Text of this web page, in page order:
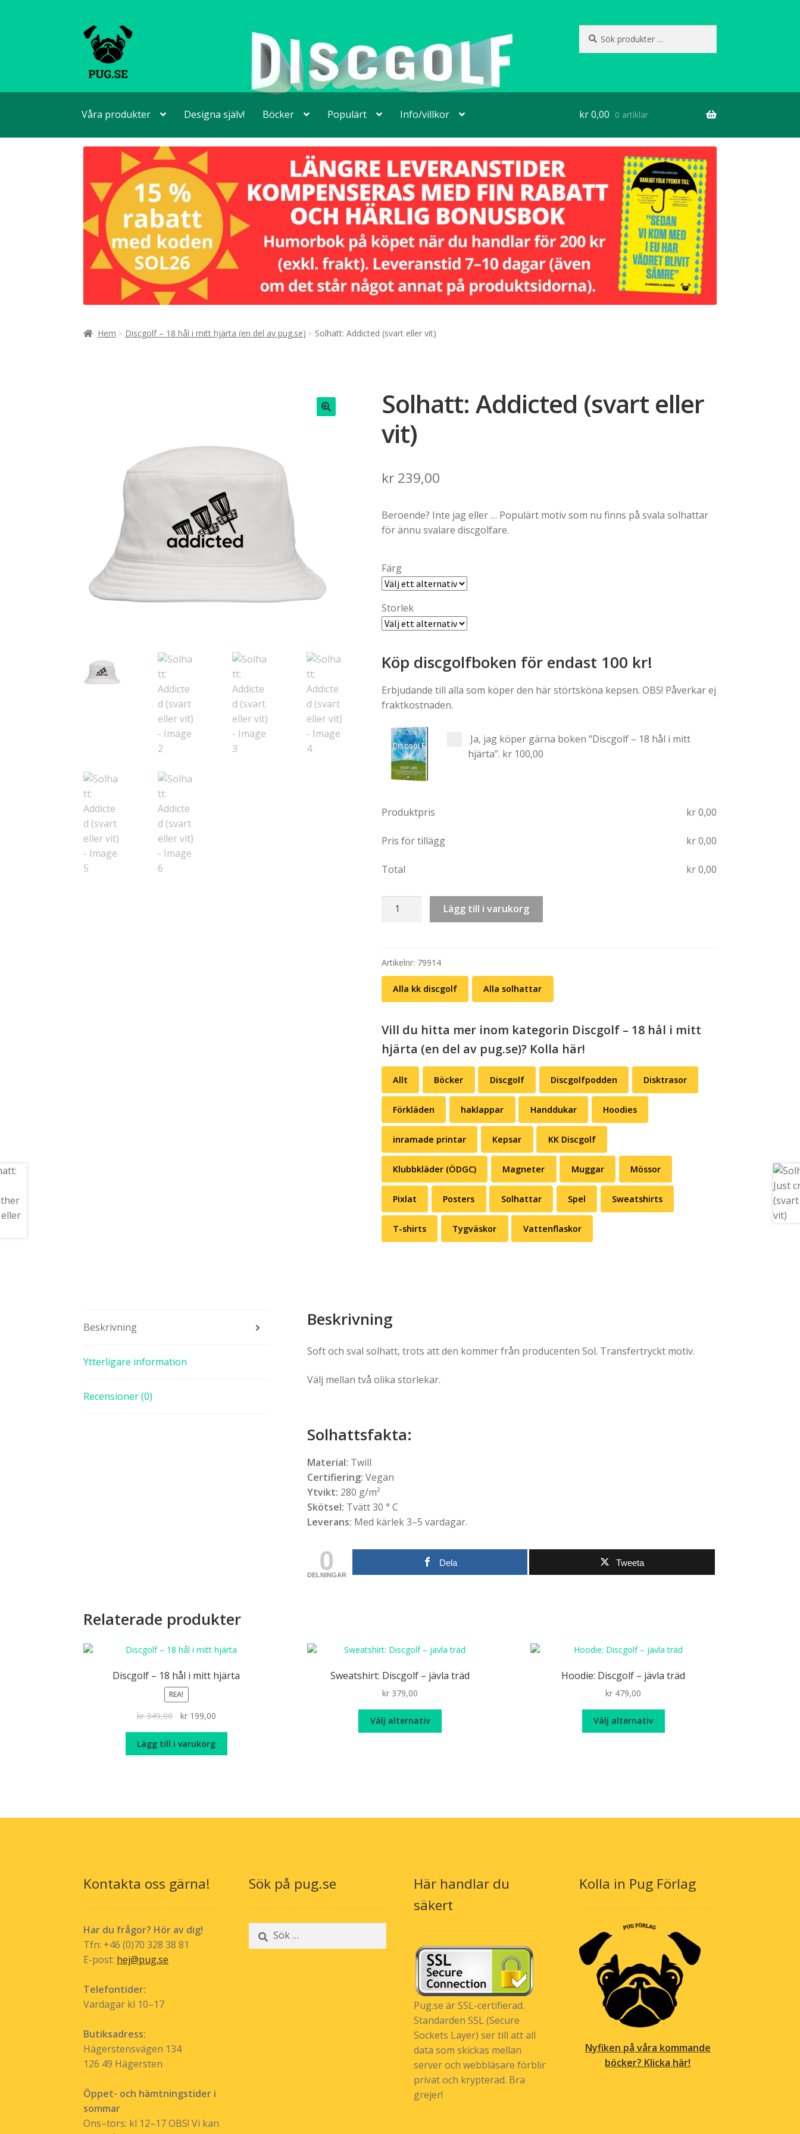
Hoppa
till
navigering
Hoppa
till
innehåll
efter:
Våra produkter Designa själv! Böcker Populärt Info/villkor kr0,00 0 artiklar
Hem Discgolf – 18 hål i mitt hjärta (en del av pug.se) Solhatt: Addicted (svart eller vit)
Solhatt: Addicted (svart eller
vit)
kr239,00
Beroende? Inte jag eller … Populärt motiv som nu finns på svala solhattar
för ännu svalare discgolfare.
Färg
Storlek
Köp discgolfboken för endast 100 kr!
Erbjudande till alla som köper den här störtsköna kepsen. OBS! Påverkar ej
fraktkostnaden.
Ja, jag köper gärna boken "Discgolf – 18 hål i mitt
hjärta”. kr 100,00
Produktpris kr0,00
Pris för tillägg kr0,00
Total kr0,00
Solhatt:
vit)
mängd
Lägg till i varukorg
Artikelnr: 79914
Alla kk discgolf Alla solhattar
Vill du hitta mer inom kategorin Discgolf – 18 hål i mitt
hjärta (en del av pug.se)? Kolla här!
Allt Böcker Discgolf Discgolfpodden Disktrasor
Förkläden haklappar Handdukar Hoodies
inramade printar Kepsar KK Discgolf
Klubbkläder (ÖDGC) Magneter Muggar Mössor
Pixlat Posters Solhattar Spel Sweatshirts
T-shirts Tygväskor Vattenflaskor
Beskrivning
Ytterligare information
Recensioner (0)
Beskrivning
Soft och sval solhatt, trots att den kommer från producenten Sol. Transfertryckt motiv.
Välj mellan två olika storlekar.
Solhattsfakta:
Material: Twill
Certifiering: Vegan
Ytvikt: 280 g/m²
Skötsel: Tvätt 30 ° C
Leverans: Med kärlek 3–5 vardagar.
0
DELNINGAR
Dela Tweeta
Relaterade produkter
Discgolf – 18 hål i mitt hjärta
REA!
kr349,00
Det
priset
var:
kr199,00Det
priset
är:
Lägg till i varukorg
Sweatshirt: Discgolf – jävla träd
kr379,00
Välj alternativ
alternativen
Hoodie: Discgolf – jävla träd
kr 479,00
Välj alternativ
alternativen
Kontakta oss gärna!
Har du frågor? Hör av dig!
Tfn: +46 (0)70 328 38 81
E-post: hej@pug.se
Telefontider:
Vardagar kl 10–17
Butiksadress:
Hägerstensvägen 134
126 49 Hägersten
Öppet- och hämtningstider i
sommar
Ons–tors: kl 12–17 OBS! Vi kan
Sök på pug.se
Sök
efter:
Här handlar du
säkert
Pug.se är SSL-certifierad.
Standarden SSL (Secure
Sockets Layer) ser till att all
data som skickas mellan
server och webbläsare förblir
privat och krypterad. Bra
grejer!
Kolla in Pug Förlag
Nyfiken på våra kommande
böcker? Klicka här!